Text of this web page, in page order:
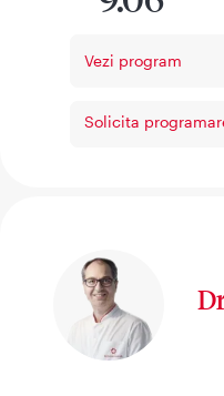
Vezi program
Solicita